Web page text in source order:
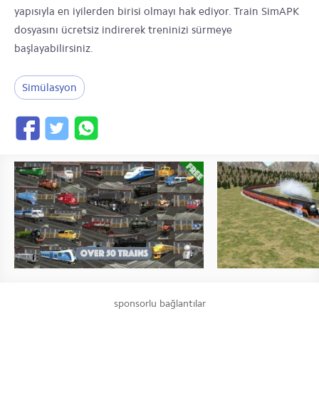
yapısıyla en iyilerden birisi olmayı hak ediyor. Train SimAPK
dosyasını ücretsiz indirerek treninizi sürmeye
başlayabilirsiniz.
Simülasyon
sponsorlu bağlantılar